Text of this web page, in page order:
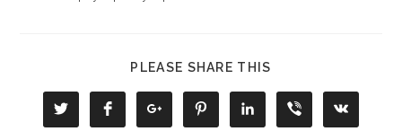
PLEASE SHARE THIS